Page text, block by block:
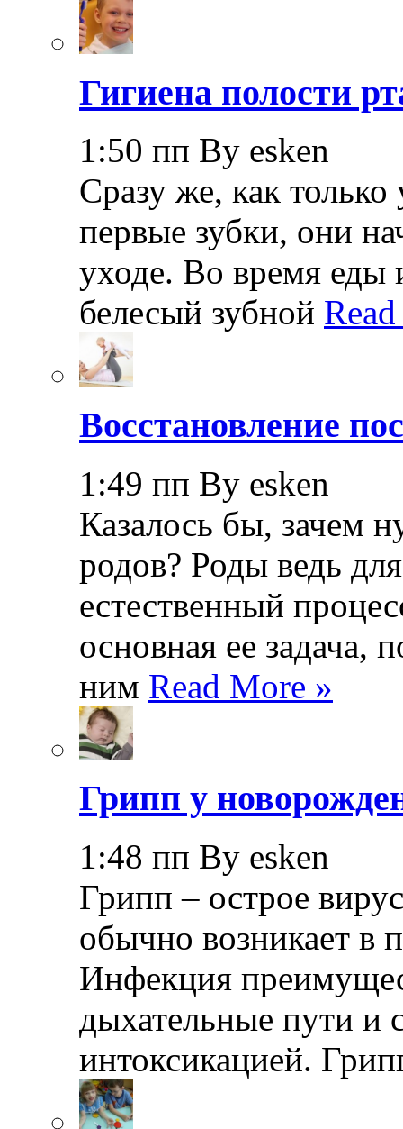
Гигиена полости
1:50 пп By esken
Сразу же, как
первые зубки, они
уходе. Во время еды
белесый зубной
Восстановление
1:49 пп By esken
Казалось бы, зачем
родов? Роды ведь
естественный
основная ее задача,
ним Read More »
Грипп у
1:48 пп By esken
Грипп – острое
обычно возникает в
Инфекция
дыхательные пути и
интоксикацией.